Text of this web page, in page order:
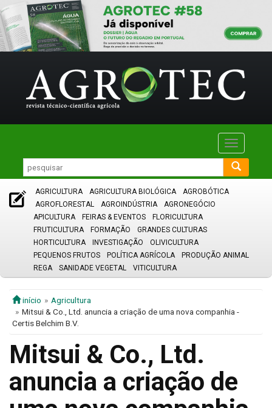
Toggle
AGRICULTURA AGRICULTURA BIOLÓGICA
AGROBÓTICA
AGROFLORESTAL
AGROINDÚSTRIA
AGRONEGÓCIO
APICULTURA
FEIRAS & EVENTOS
FLORICULTURA
FRUTICULTURA
FORMAÇÃO
GRANDES CULTURAS
HORTICULTURA
INVESTIGAÇÃO
OLIVICULTURA
PEQUENOS FRUTOS
POLÍTICA AGRÍCOLA
PRODUÇÃO ANIMAL
REGA
SANIDADE VEGETAL VITICULTURA
início
Agricultura
Mitsui & Co., Ltd. anuncia a criação de uma nova companhia -
Certis Belchim B.V.
Mitsui & Co., Ltd.
anuncia a criação de